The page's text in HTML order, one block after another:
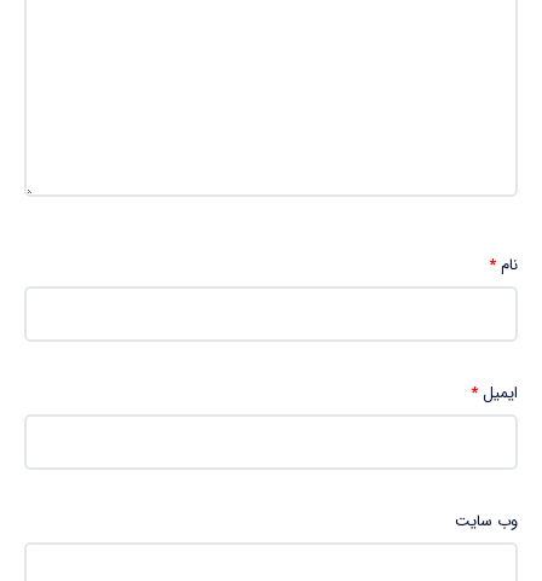
نام*
ایمیل*
وب‌ سایت